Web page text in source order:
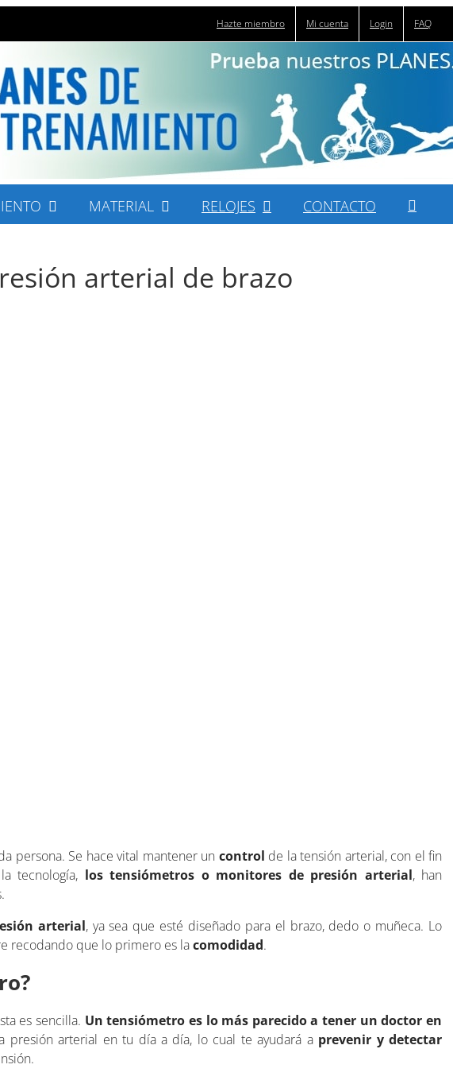
Hazte miembro Mi cuenta Login FAQ
MATERIAL RELOJES CONTACTO
arterial de brazo
persona. Se hace vital mantener un control de la tensión arterial, con el fin
tecnología, los tensiómetros o monitores de presión arterial, han
arterial, ya sea que esté diseñado para el brazo, dedo o muñeca. Lo
recodando que lo primero es lacomodidad.
es sencilla. Un tensiómetro es lo más parecido a tener un doctor en
arterial en tu día a día, lo cual te ayudará a prevenir y detectar